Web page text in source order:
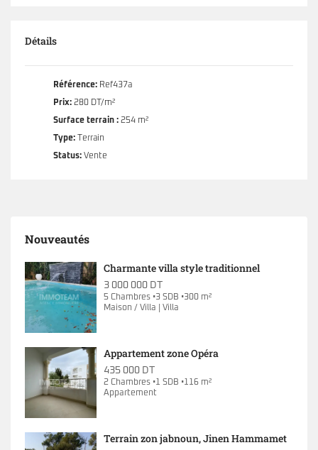
Détails
Référence: Ref437a
Prix: 280 DT/m²
Surface terrain : 254 m²
Type: Terrain
Status: Vente
Nouveautés
Charmante villa style traditionnel
3 000 000 DT
5 Chambres •3 SDB •300 m²
Maison / Villa | Villa
Appartement zone Opéra
435 000 DT
2 Chambres •1 SDB •116 m²
Appartement
Terrain zon jabnoun, Jinen Hammamet